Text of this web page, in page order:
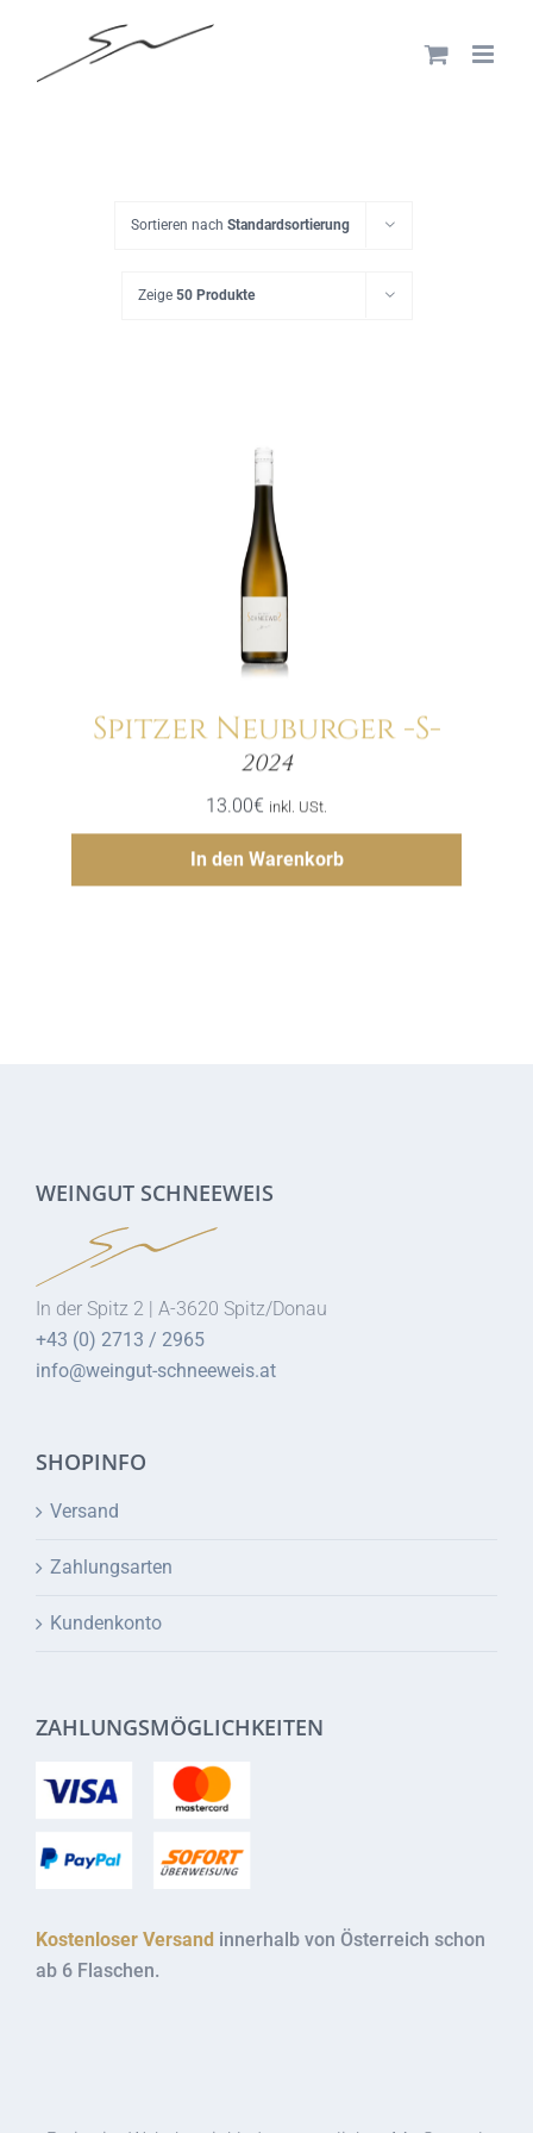
content
Sortieren nach Standardsortierung
Zeige 50 Produkte
Spitzer Neuburger -S-
2024
13.00€ inkl. USt.
In den Warenkorb
Menge
Hinzufügen
WEINGUT SCHNEEWEIS
In der Spitz 2 | A-3620 Spitz/Donau
+43 (0) 2713 / 2965
info@weingut-schneeweis.at
SHOPINFO
Versand
Zahlungsarten
Kundenkonto
ZAHLUNGSMÖGLICHKEITEN
Kostenloser Versand innerhalb von Österreich schon
ab 6 Flaschen.